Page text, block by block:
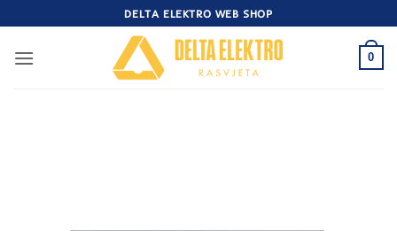
to
content
DELTA ELEKTRO WEB SHOP
0